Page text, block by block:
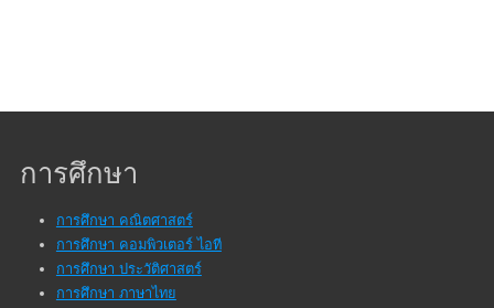
การศึกษา
การศึกษา คณิตศาสตร์
การศึกษา คอมพิวเตอร์ ไอที
การศึกษา ประวัติศาสตร์
การศึกษา ภาษาไทย